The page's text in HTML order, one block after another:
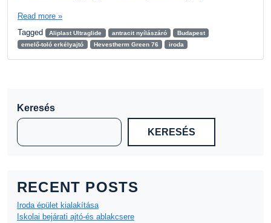
Read more »
Tagged
Aliplast Ultraglide antracit nyílászáró
Budapest
emelő-toló erkélyajtó
Hevestherm Green 76 iroda
Keresés
KERESÉS
RECENT POSTS
Iroda épület kialakítása
Iskolai bejárati ajtó-és ablakcsere